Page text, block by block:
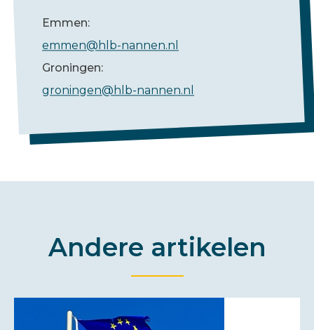
Emmen:
emmen@hlb-nannen.nl
Groningen:
groningen@hlb-nannen.nl
Andere artikelen